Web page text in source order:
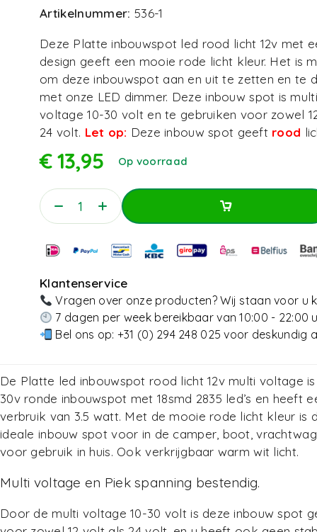
Artikelnummer:536-1
Deze Platte inbouwspot led rood licht 12v met
design geeft een mooie rode licht kleur. Het is
om deze inbouwspot aan en uit te zetten en te
met onze LED dimmer. Deze inbouw spot is multi
voltage 10-30 volt en te gebruiken voor zowel
24 volt. Let op: Deze inbouw spot geeft rood
€13,95 Op voorraad
Toevoegen Aan Winkelwagen
Klantenservice
Vragen over onze producten? Wij staan voor u
7 dagen per week bereikbaar van 10:00 - 22:00
Bel ons op: +31 (0) 294 248 025 voor deskundig
De Platte led inbouwspot rood licht 12v multi voltage is
30v ronde inbouwspot met 18smd 2835 led’s en heeft
verbruik van 3.5 watt. Met de mooie rode licht kleur is
ideale inbouw spot voor in de camper, boot,
voor gebruik in huis. Ook verkrijgbaar warm wit licht.
Multi voltage en Piek spanning bestendig.
Door de multi voltage 10-30 volt is deze inbouw spot